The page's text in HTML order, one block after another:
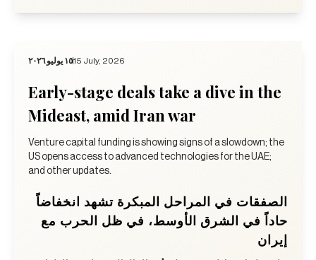
١٥ يوليو ٢٠٢٦15 July, 2026
Early-stage deals take a dive in the
Mideast, amid Iran war
Venture capital funding is showing signs of a slowdown; the
US opens access to advanced technologies for the UAE;
and other updates.
الصفقات في المراحل المبكرة تشهد انخفاضاً
حاداً في الشرق الأوسط، في ظل الحرب مع
إيران